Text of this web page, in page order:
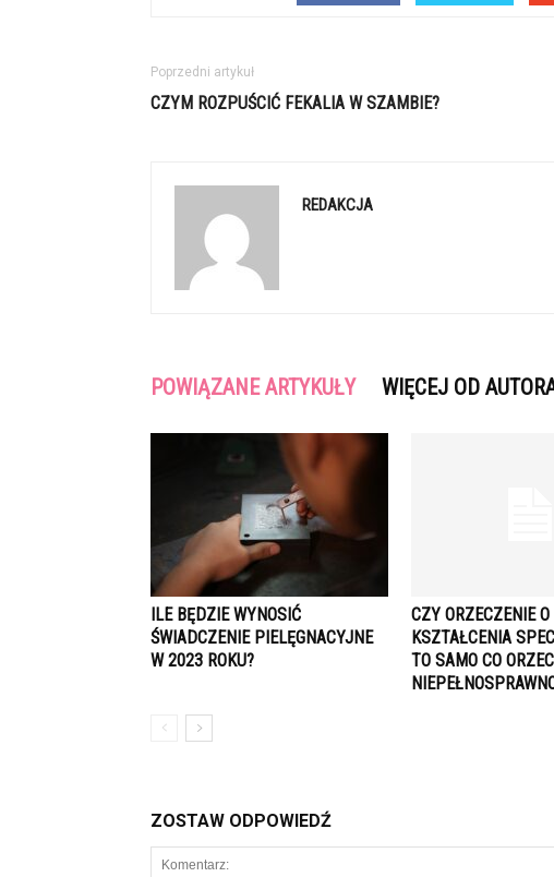
Poprzedni artykuł
CZYM ROZPUŚCIĆ FEKALIA W SZAMBIE?
REDAKCJA
POWIĄZANE ARTYKUŁY WIĘCEJ OD
ILE BĘDZIE WYNOSIĆ
ŚWIADCZENIE PIELĘGNACYJNE
W 2023 ROKU?
CZY ORZECZENIE
KSZTAŁCENIA
TO SAMO CO
ZOSTAW ODPOWIEDŹ